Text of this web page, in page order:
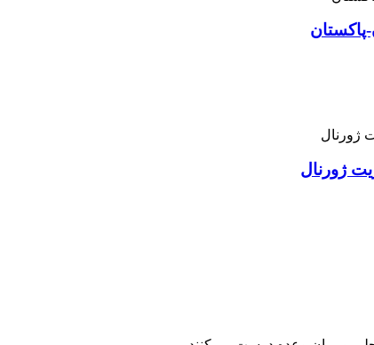
پاکستان
ژورنال